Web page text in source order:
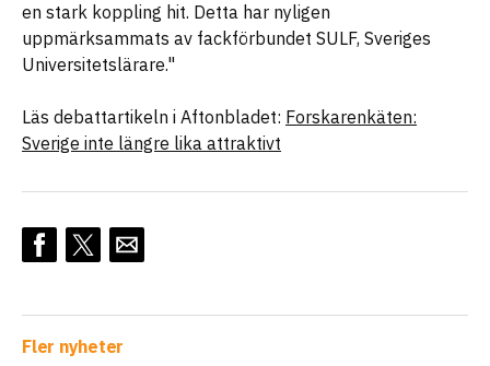
en stark koppling hit. Detta har nyligen
uppmärksammats av fackförbundet SULF, Sveriges
Universitetslärare."
Läs debattartikeln i Aftonbladet: Forskarenkäten:
Sverige inte längre lika attraktivt
Fler nyheter